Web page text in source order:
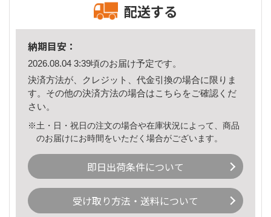
配送する
納期目安：
2026.08.04 3:39頃のお届け予定です。
決済方法が、クレジット、代金引換の場合に限りま
す。その他の決済方法の場合はこちら をご確認くだ
さい。
※土・日・祝日の注文の場合や在庫状況によって、商品
のお届けにお時間をいただく場合がございます。
即日出荷条件について
受け取り方法・送料について